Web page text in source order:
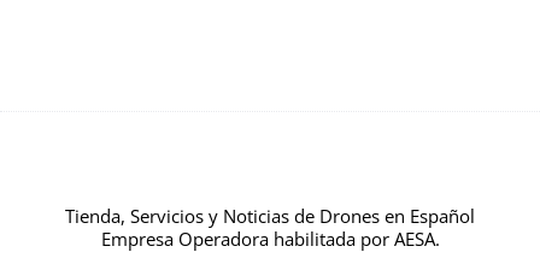
Tienda, Servicios y Noticias de Drones en Español
Empresa Operadora habilitada por AESA.